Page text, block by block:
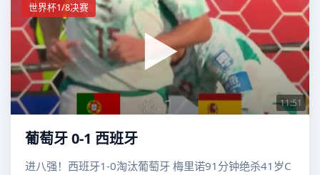
世界杯1/8决赛
11:51
葡萄牙 0-1 西班牙
进八强！西班牙1-0淘汰葡萄牙 梅里诺91分钟绝杀41岁C